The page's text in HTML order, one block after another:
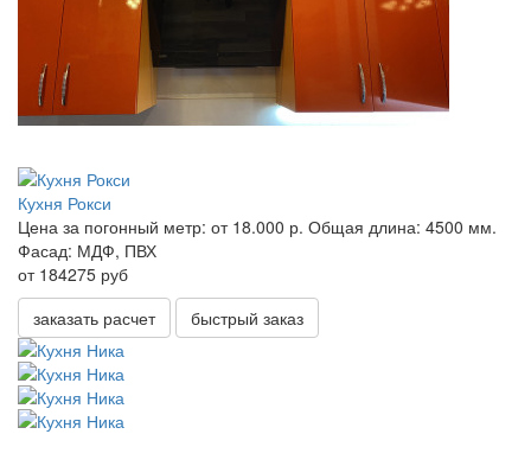
Кухня Рокси
Цена за погонный метр: от 18.000 р. Общая длина: 4500 мм.
Фасад: МДФ, ПВХ
от 184275 руб
заказать расчет
быстрый заказ